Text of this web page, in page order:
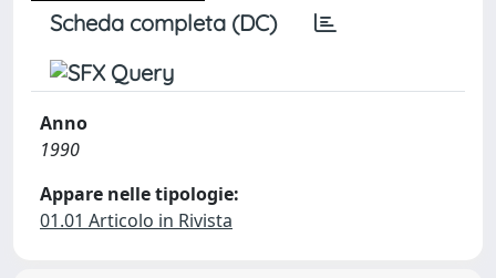
Scheda completa (DC)
Anno
1990
Appare nelle tipologie:
01.01 Articolo in Rivista